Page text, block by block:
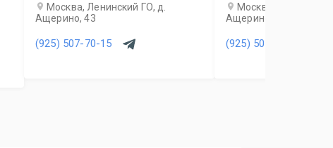
Москва, Ленинский ГО, д.
Ащерино, 43
(925) 507-70-15
Москва, Ленинский
Ащерино, 43
(925) 507-70-15